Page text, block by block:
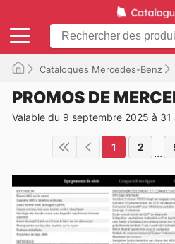
Catalogues Mercedes-Benz
PROMOS DE
Valable du 9 septembre 2025 à 31
1 2 ...